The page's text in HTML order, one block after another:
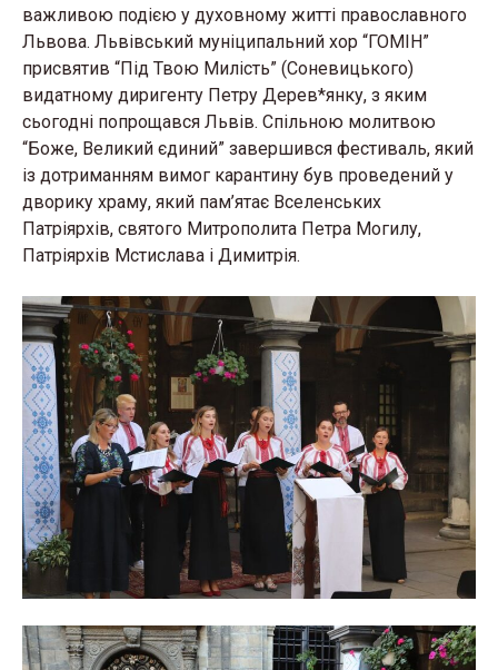
важливою подією у духовному житті православного
Львова. Львівський муніципальний хор “ГОМІН”
присвятив “Під Твою Милість” (Соневицького)
видатному диригенту Петру Дерев*янку, з яким
сьогодні попрощався Львів. Спільною молитвою
“Боже, Великий єдиний” завершився фестиваль, який
із дотриманням вимог карантину був проведений у
дворику храму, який пам’ятає Вселенських
Патріярхів, святого Митрополита Петра Могилу,
Патріярхів Мстислава і Димитрія.